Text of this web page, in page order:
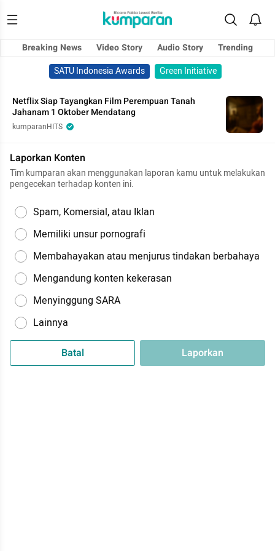
Breaking News Video Story Audio Story
Trending
SATU Indonesia Awards
Green Initiative
Netflix Siap Tayangkan Film Perempuan Tanah
Jahanam 1 Oktober Mendatang
kumparanHITS
Laporkan Konten
Tim kumparan akan menggunakan laporan kamu untuk melakukan
pengecekan terhadap konten ini.
Spam, Komersial, atau Iklan
Memiliki unsur pornografi
Membahayakan atau menjurus tindakan berbahaya
Mengandung konten kekerasan
Menyinggung SARA
Lainnya
Batal Laporkan